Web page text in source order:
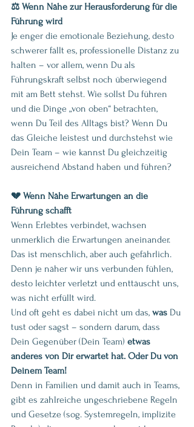
⚖️ Wenn Nähe zur Herausforderung für die
Führung wird
Je enger die emotionale Beziehung, desto
schwerer fällt es, professionelle Distanz zu
halten – vor allem, wenn Du als
Führungskraft selbst noch überwiegend
mit am Bett stehst. Wie sollst Du führen
und die Dinge „von oben“ betrachten,
wenn Du Teil des Alltags bist? Wenn Du
das Gleiche leistest und durchstehst wie
Dein Team – wie kannst Du gleichzeitig
ausreichend Abstand haben und führen?
💔 Wenn Nähe Erwartungen an die
Führung schafft
Wenn Erlebtes verbindet, wachsen
unmerklich die Erwartungen aneinander.
Das ist menschlich, aber auch gefährlich.
Denn je näher wir uns verbunden fühlen,
desto leichter verletzt und enttäuscht uns,
was nicht erfüllt wird.
Und oft geht es dabei nicht um das, was Du
tust oder sagst – sondern darum, dass
Dein Gegenüber (Dein Team) etwas
anderes von Dir erwartet hat. Oder Du von
Deinem Team!
Denn in Familien und damit auch in Teams,
gibt es zahlreiche ungeschriebene Regeln
und Gesetze (sog. Systemregeln, implizite